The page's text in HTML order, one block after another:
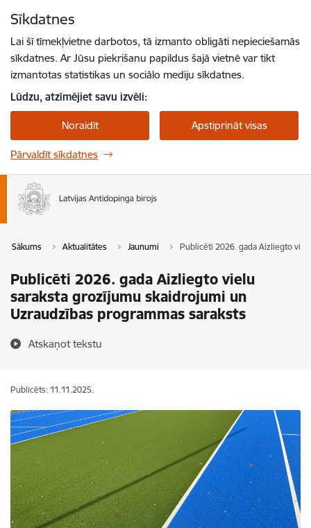
Sīkdatnes
Lai šī tīmekļvietne darbotos, tā izmanto obligāti nepieciešamās
sīkdatnes. Ar Jūsu piekrišanu papildus šajā vietnē var tikt
izmantotas statistikas un sociālo mediju sīkdatnes.
Lūdzu, atzīmējiet savu izvēli:
Noraidīt Apstiprināt visas
Pārvaldīt sīkdatnes
Sākums Aktualitātes Jaunumi Publicēti 2026. gada Aizliegto
Publicēti 2026. gada Aizliegto vielu
saraksta grozījumu skaidrojumi un
Uzraudzības programmas saraksts
Atskaņot tekstu
Publicēts: 11.11.2025.